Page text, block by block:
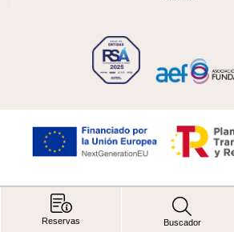
Reservas Buscador